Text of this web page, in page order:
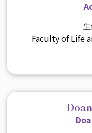
Faculty of Life